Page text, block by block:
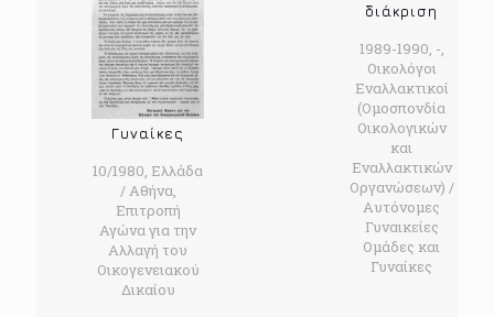
Γυναίκες
10/1980, Ελλάδα
/ Αθήνα,
Επιτροπή
Αγώνα για την
Αλλαγή του
Οικογενειακού
Δικαίου
διάκριση
1989-1990, -,
Οικολόγοι
Εναλλακτικοί
(Ομοσπονδία
Οικολογικών
και
Εναλλακτικών
Οργανώσεων) /
Αυτόνομες
Γυναικείες
Ομάδες και
Γυναίκες